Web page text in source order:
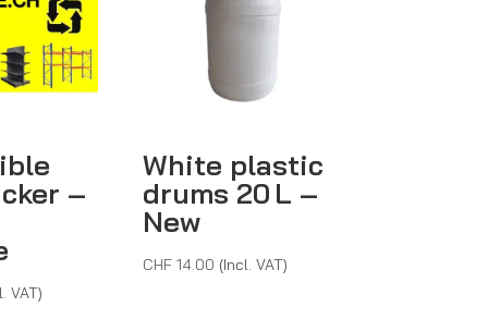
–
VAT)
White plastic
drums 20 L –
New
CHF14.00 (Incl. VAT)